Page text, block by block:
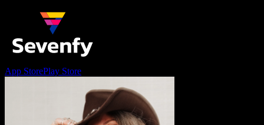
App StorePlay Store